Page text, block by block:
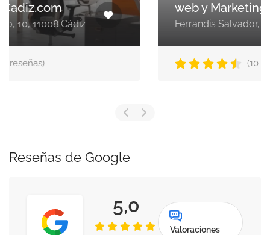
web y Marketing Online
Ferrandis Salvador, 50
Reseñas de Google
5,0
Valoraciones